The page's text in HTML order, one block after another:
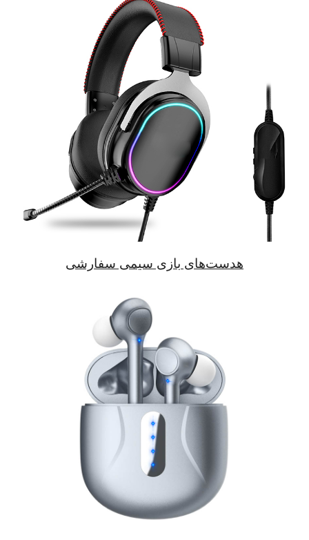
هدست‌های بازی سیمی سفارشی